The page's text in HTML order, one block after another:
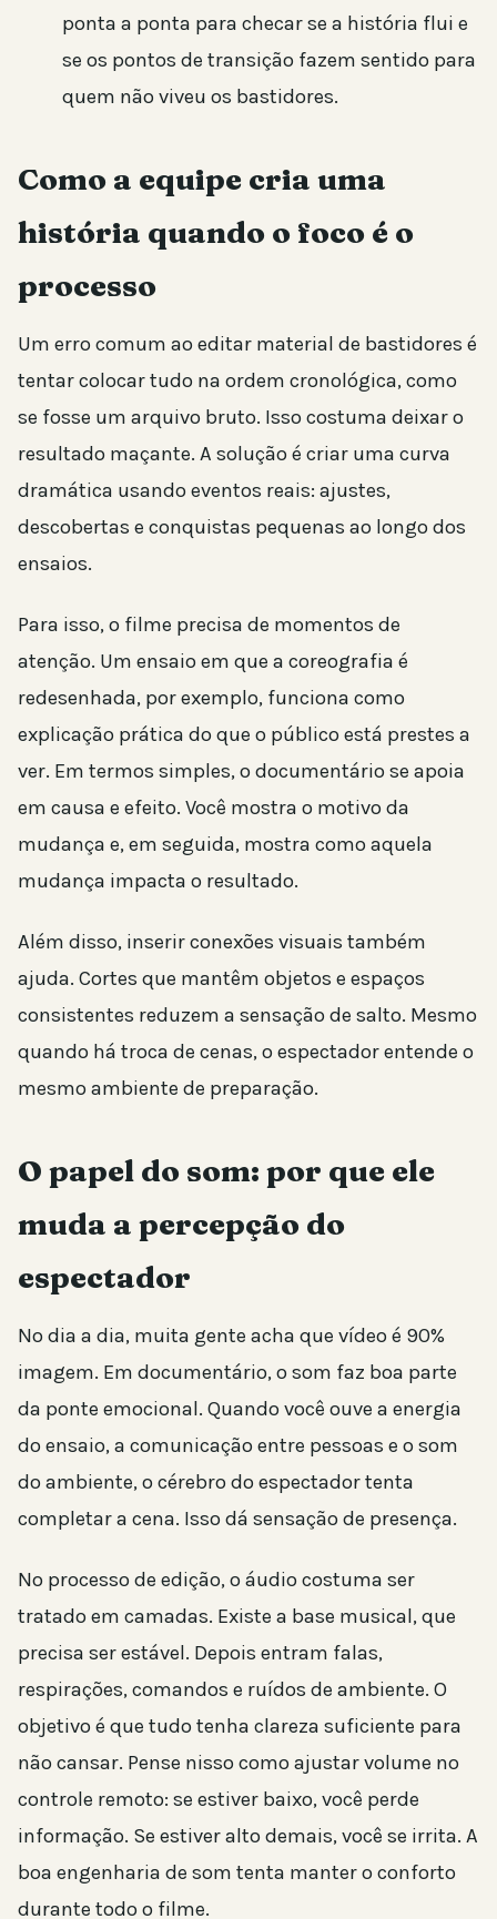
ponta a ponta para checar se a história flui e
se os pontos de transição fazem sentido para
quem não viveu os bastidores.
Como a equipe cria uma
história quando o foco é o
processo
Um erro comum ao editar material de bastidores é
tentar colocar tudo na ordem cronológica, como
se fosse um arquivo bruto. Isso costuma deixar o
resultado maçante. A solução é criar uma curva
dramática usando eventos reais: ajustes,
descobertas e conquistas pequenas ao longo dos
ensaios.
Para isso, o filme precisa de momentos de
atenção. Um ensaio em que a coreografia é
redesenhada, por exemplo, funciona como
explicação prática do que o público está prestes a
ver. Em termos simples, o documentário se apoia
em causa e efeito. Você mostra o motivo da
mudança e, em seguida, mostra como aquela
mudança impacta o resultado.
Além disso, inserir conexões visuais também
ajuda. Cortes que mantêm objetos e espaços
consistentes reduzem a sensação de salto. Mesmo
quando há troca de cenas, o espectador entende o
mesmo ambiente de preparação.
O papel do som: por que ele
muda a percepção do
espectador
No dia a dia, muita gente acha que vídeo é 90%
imagem. Em documentário, o som faz boa parte
da ponte emocional. Quando você ouve a energia
do ensaio, a comunicação entre pessoas e o som
do ambiente, o cérebro do espectador tenta
completar a cena. Isso dá sensação de presença.
No processo de edição, o áudio costuma ser
tratado em camadas. Existe a base musical, que
precisa ser estável. Depois entram falas,
respirações, comandos e ruídos de ambiente. O
objetivo é que tudo tenha clareza suficiente para
não cansar. Pense nisso como ajustar volume no
controle remoto: se estiver baixo, você perde
informação. Se estiver alto demais, você se irrita. A
boa engenharia de som tenta manter o conforto
durante todo o filme.